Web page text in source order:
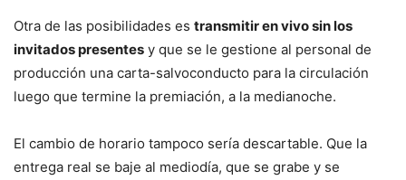
Otra de las posibilidades es transmitir en vivo sin los
invitados presentes y que se le gestione al personal de
producción una carta-salvoconducto para la circulación
luego que termine la premiación, a la medianoche.
El cambio de horario tampoco sería descartable. Que la
entrega real se baje al mediodía, que se grabe y se